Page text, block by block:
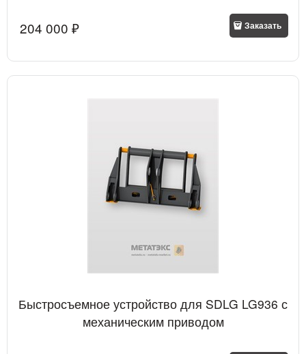
204 000 ₽ Заказать
Быстросъемное устройство для SDLG LG936 с
механическим приводом